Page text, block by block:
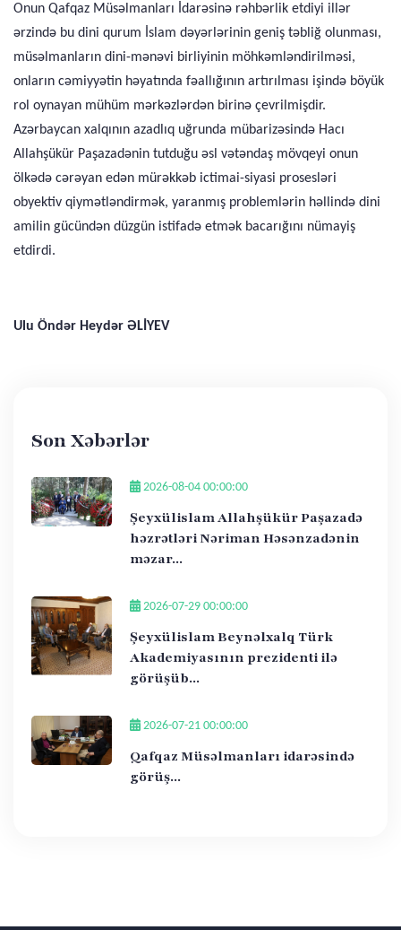
Onun Qafqaz Müsəlmanları İdarəsinə rəhbərlik etdiyi illər
ərzində bu dini qurum İslam dəyərlərinin geniş təbliğ olunması,
müsəlmanların dini-mənəvi birliyinin möhkəmləndirilməsi,
onların cəmiyyətin həyatında fəallığının artırılması işində böyük
rol oynayan mühüm mərkəzlərdən birinə çevrilmişdir.
Azərbaycan xalqının azadlıq uğrunda mübarizəsində Hacı
Allahşükür Paşazadənin tutduğu əsl vətəndaş mövqeyi onun
ölkədə cərəyan edən mürəkkəb ictimai-siyasi prosesləri
obyektiv qiymətləndirmək, yaranmış problemlərin həllində dini
amilin gücündən düzgün istifadə etmək bacarığını nümayiş
etdirdi.
Ulu Öndər Heydər ƏLİYEV
Son Xəbərlər
2026-08-04 00:00:00
Şeyxülislam Allahşükür Paşazadə
həzrətləri Nəriman Həsənzadənin
məzar...
2026-07-29 00:00:00
Şeyxülislam Beynəlxalq Türk
Akademiyasının prezidenti ilə
görüşüb...
2026-07-21 00:00:00
Qafqaz Müsəlmanları idarəsində
görüş...